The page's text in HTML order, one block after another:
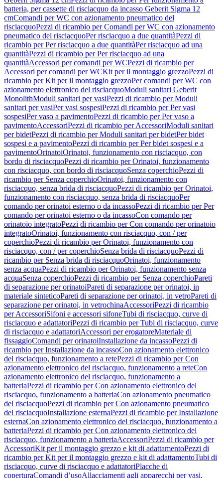
batteria, per cassette di risciacquo da incasso Geberit Sigma 12
cmComandi per WC con azionamento pneumatico del
risciacquoPezzi di ricambio per Comandi per WC con azionamento
pneumatico del risciacquoPer risciacquo a due quantitàPezzi di
ricambio per Per risciacquo a due quantitàPer risciacquo ad una
quantitàPezzi di ricambio per Per risciacquo ad una
quantitàAccessori per comandi per WCPezzi di ricambio per
Accessori per comandi per WCKit per il montaggio grezzoPezzi di
ricambio per Kit per il montaggio grezzoPer comandi per WC con
azionamento elettronico del risciacquoModuli sanitari Geberit
MonolithModuli sanitari per vasiPezzi di ricambio per Moduli
sanitari per vasiPer vasi sospesiPezzi di ricambio per Per vasi
sospesiPer vaso a pavimentoPezzi di ricambio per Per vaso a
pavimentoAccessoriPezzi di ricambio per AccessoriModuli sanitari
per bidetPezzi di ricambio per Moduli sanitari per bidetPer bidet
sospesi e a pavimentoPezzi di ricambio per Per bidet sospesi e a
pavimentoOrinatoiOrinatoi, funzionamento con risciacquo, con
bordo di risciacquoPezzi di ricambio per Orinatoi, funzionamento
con risciacquo, con bordo di risciacquoSenza coperchioPezzi di
ricambio per Senza coperchioOrinatoi, funzionamento con
risciacquo, senza brida di risciacquoPezzi di ricambio per Orinatoi,
funzionamento con risciacquo, senza brida di risciacquoPer
comando per orinatoi esterno o da incassoPezzi di ricambio per Per
comando per orinatoi esterno o da incassoCon comando per
orinatoio integratoPezzi di ricambio per Con comando per orinatoio
integratoOrinatoi, funzionamento con risciacquo, con / per
coperchioPezzi di ricambio per Orinatoi, funzionamento con
risciacquo, con / per coperchioSenza brida di risciacquoPezzi di
ricambio per Senza brida di risciacquoOrinatoi, funzionamento
senza acquaPezzi di ricambio per Orinatoi, funzionamento senza
acquaSenza coperchioPezzi di ricambio per Senza coperchioPareti
di separazione per orinatoiPareti di separazione per orinatoi, in
materiale sinteticoPareti di separazione per orinatoi, in vetroPareti di
separazione per orinatoi, in vetrochinaAccessoriPezzi di ricambio
per AccessoriSifoni e accessori sifoneTubi di risciacquo, curve di
risciacquo e adattatoriPezzi di ricambio per Tubi di risciacquo, curve
di risciacquo e adattatoriAccessori per erogatoreMateriale di
fissaggioComandi per orinatoiInstallazione da incassoPezzi di
ricambio per Installazione da incassoCon azionamento elettronico
del risciacquo, funzionamento a retePezzi di ricambio per Con
azionamento elettronico del risciacquo, funzionamento a reteCon
azionamento elettronico del risciacquo, funzionamento a
batteriaPezzi di ricambio per Con azionamento elettronico del
risciacquo, funzionamento a batteriaCon azionamento pneumatico
del risciacquoPezzi di ricambio per Con azionamento pneumatico
del risciacquoInstallazione esternaPezzi di ricambio per Installazione
esternaCon azionamento elettronico del risciacquo, funzionamento a
batteriaPezzi di ricambio per Con azionamento elettronico del
risciacquo, funzionamento a batteriaAccessoriPezzi di ricambio per
AccessoriKit per il montaggio grezzo e kit di adattamentoPezzi di
ricambio per Kit per il montaggio grezzo e kit di adattamentoTubi di
risciacquo, curve di risciacquo e adattatoriPlacche di
coperturaComandi d’usoAllacciamenti agli apparecchi per vasi,